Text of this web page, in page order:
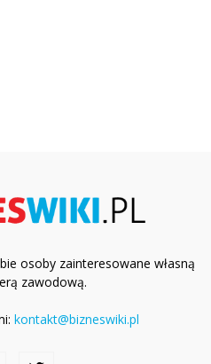
osoby zainteresowane własną
zawodową.
kontakt@bizneswiki.pl